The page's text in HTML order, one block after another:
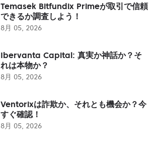
Temasek Bitfundix Primeが取引で信頼
できるか調査しよう！
8月 05, 2026
Ibervanta Capital: 真実か神話か？そ
れは本物か？
8月 05, 2026
Ventorixは詐欺か、それとも機会か？今
すぐ確認！
8月 05, 2026